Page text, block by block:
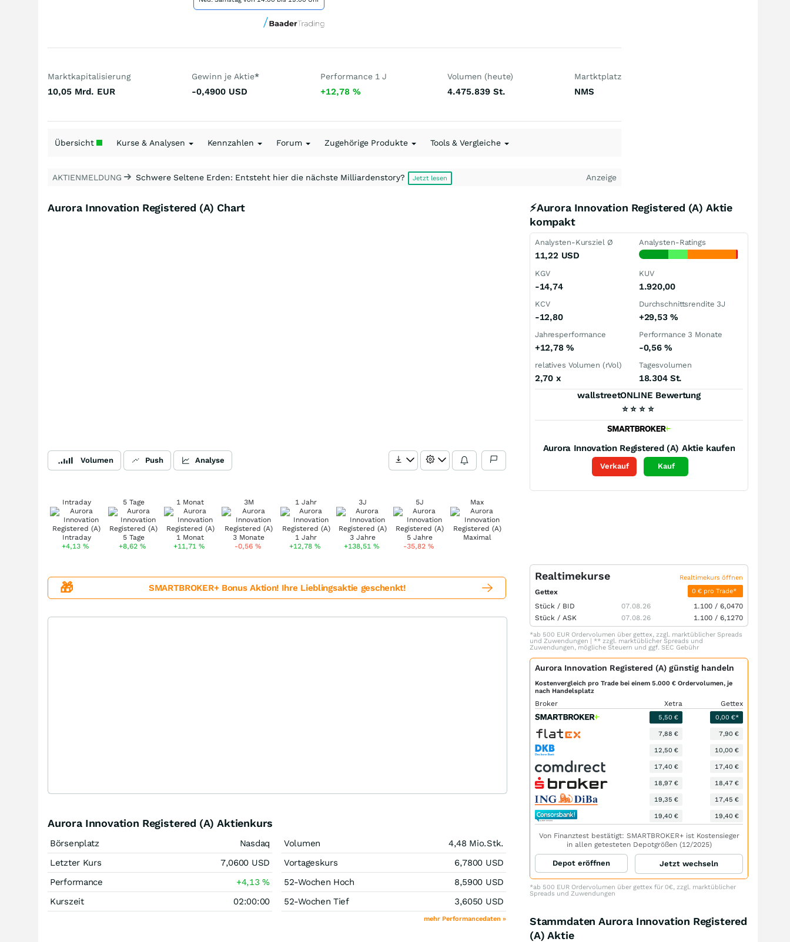
Marktkapitalisierung
10,05 Mrd. EUR
Gewinn je Aktie*
-0,4900 USD
Performance 1 J
+12,78 %
Volumen (heute)
4.475.839 St.
Martktplatz
NMS
Übersicht Kurse & Analysen Kennzahlen Forum Zugehörige Produkte Tools & Vergleiche
AKTIENMELDUNG Schwere Seltene Erden: Entsteht hier die nächste Milliardenstory? Jetzt lesen Anzeige
Aurora Innovation Registered (A) Chart
Volumen Push Analyse
Intraday
+4,13%
5 Tage
+8,62%
1 Monat
+11,71%
3M
-0,56 %
1 Jahr
+12,78%
3J
+138,51 %
5J
-35,82 %
Max
⚡Aurora Innovation Registered (A) Aktie
kompakt
Analysten-Kursziel Ø
11,22 USD
Analysten-Ratings
KGV
-14,74
KUV
1.920,00
KCV
-12,80
Durchschnittsrendite 3J
+29,53 %
Jahresperformance
+12,78 %
Performance 3 Monate
-0,56%
relatives Volumen (rVol)
2,70 x
Tagesvolumen
18.304 St.
wallstreetONLINE Bewertung
⭐ ⭐ ⭐ ⭐
Aurora Innovation Registered (A) Aktie kaufen
Verkauf Kauf
🎁 SMARTBROKER+ Bonus Aktion! Ihre Lieblingsaktie geschenkt!
Aurora Innovation Registered (A) Aktienkurs
Börsenplatz
Nasdaq
Letzter Kurs
7,0600 USD
Performance
+4,13%
Kurszeit
02:00:00
Volumen 4,48 Mio.Stk.
Vortageskurs
6,7800 USD
52-Wochen Hoch
8,5900 USD
52-Wochen Tief
3,6050 USD
mehr Performancedaten »
Realtimekurse Realtimekurs öffnen
Gettex 0 € pro Trade*
Stück / BID 07.08.26 1.100 / 6,0470
Stück / ASK 07.08.26 1.100 / 6,1270
*ab 500 EUR Ordervolumen über gettex, zzgl. marktüblicher Spreads
und Zuwendungen | ** zzgl. marktüblicher Spreads und
Zuwendungen, mögliche Steuern und ggf. SEC Gebühr
Aurora Innovation Registered (A) günstig handeln
Kostenvergleich pro Trade bei einem 5.000 € Ordervolumen, je
nach Handelsplatz
Broker Xetra Gettex
5,50 € 0,00 €*
7,88 € 7,90 €
12,50 € 10,00 €
17,40 € 17,40 €
18,97 € 18,47 €
19,35 € 17,45 €
19,40 € 19,40 €
Von Finanztest bestätigt: SMARTBROKER+ ist Kostensieger
in allen getesteten Depotgrößen (12/2025)
Depot eröffnen Jetzt wechseln
*ab 500 EUR Ordervolumen über gettex für 0€, zzgl. marktüblicher
Spreads und Zuwendungen
Stammdaten Aurora Innovation Registered
(A) Aktie